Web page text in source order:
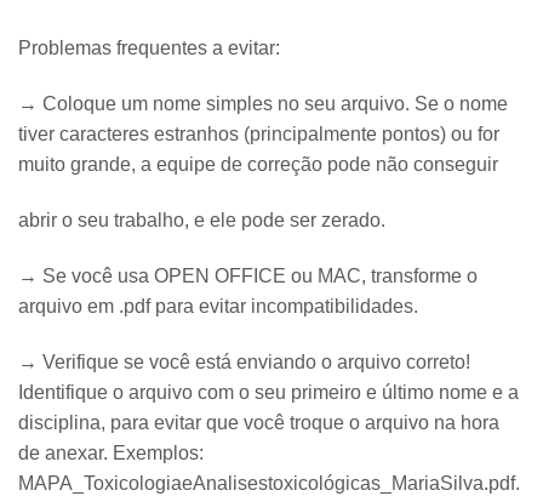
Problemas frequentes a evitar:
→ Coloque um nome simples no seu arquivo. Se o nome
tiver caracteres estranhos (principalmente pontos) ou for
muito grande, a equipe de correção pode não conseguir
abrir o seu trabalho, e ele pode ser zerado.
→ Se você usa OPEN OFFICE ou MAC, transforme o
arquivo em .pdf para evitar incompatibilidades.
→ Verifique se você está enviando o arquivo correto!
Identifique o arquivo com o seu primeiro e último nome e a
disciplina, para evitar que você troque o arquivo na hora
de anexar. Exemplos:
MAPA_ToxicologiaeAnalisestoxicológicas_MariaSilva.pdf.